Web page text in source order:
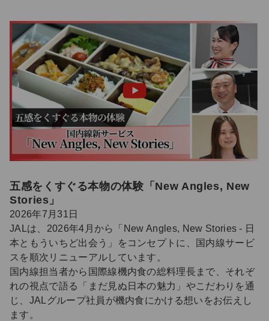
五感をくすぐる本物の体験「New Angles, New
Stories」
2026年7月31日
JALは、2026年4月から「New Angles, New Stories - 日
本ともういちど出会う」をコンセプトに、国内線サービ
スを順次リニューアルしています。
国内線担当者から国際線機内食の総料理長まで、それぞ
れの視点で語る「まだ見ぬ日本の魅力」やこだわりを通
じ、JALグループ社員が機内食にかける想いをお伝えし
ます。